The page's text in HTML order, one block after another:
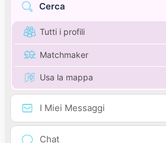
Cerca
Tutti i profili
Matchmaker
Usa la mappa
I Miei Messaggi
Chat